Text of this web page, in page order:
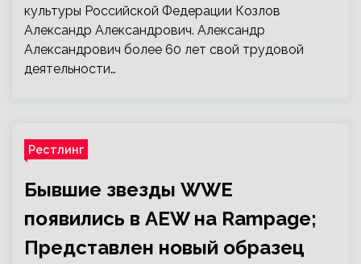
культуры Российской Федерации Козлов
Александр Александрович. Александр
Александрович более 60 лет свой трудовой
деятельности…
Рестлинг
Бывшие звезды WWE
появились в AEW на Rampage;
Представлен новый образец